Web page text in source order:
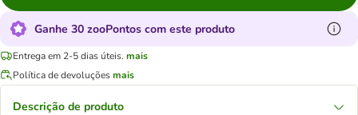
Ganhe 30 zooPontos com este produto
Entrega em 2-5 dias úteis. mais
Política de devoluçõesmais
Descrição de produto